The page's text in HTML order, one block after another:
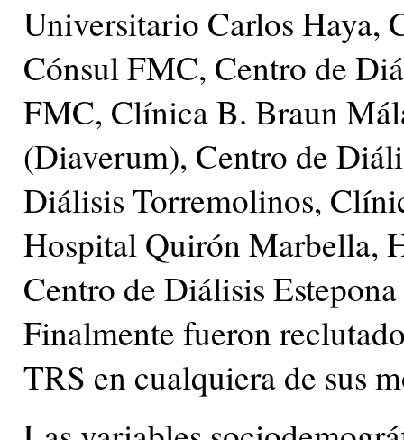
Universitario Carlos Haya,
Cónsul FMC, Centro de
FMC, Clínica B. Braun
(Diaverum), Centro de
Diálisis Torremolinos,
Hospital Quirón Marbella,
Centro de Diálisis
Finalmente fueron
TRS en cualquiera de sus